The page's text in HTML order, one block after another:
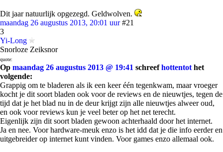
Dit jaar natuurlijk opgezegd. Geldwolven.
maandag 26 augustus 2013, 20:01 uur #21
3
Yi-Long
Snorloze Zeiksnor
quote:
Op maandag 26 augustus 2013 @ 19:41 schreefhottentot het
volgende:
Grappig om te bladeren als ik een keer één tegenkwam, maar vroeger
kocht je dit soort bladen ook voor de reviews en de nieuwtjes, tegen de
tijd dat je het blad nu in de deur krijgt zijn alle nieuwtjes alweer oud,
en ook voor reviews kun je veel beter op het net terecht.
Eigenlijk zijn dit soort bladen gewoon achterhaald door het internet.
Ja en nee. Voor hardware-meuk enzo is het idd dat je die info eerder en
uitgebreider op internet kunt vinden. Voor games enzo allemaal ook.